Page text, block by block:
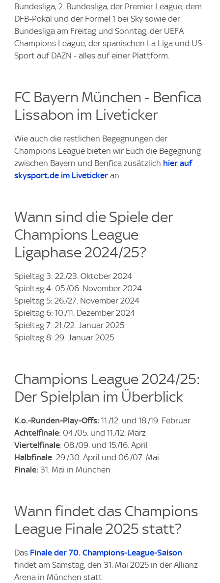
Bundesliga, 2. Bundesliga, der Premier League, dem
DFB-Pokal und der Formel 1 bei Sky sowie der
Bundesliga am Freitag und Sonntag, der UEFA
Champions League, der spanischen La Liga und US-
Sport auf DAZN - alles auf einer Plattform.
FC Bayern München - Benfica
Lissabon im Liveticker
Wie auch die restlichen Begegnungen der
Champions League bieten wir Euch die Begegnung
zwischen Bayern und Benfica zusätzlich hier auf
skysport.de im Liveticker an.
Wann sind die Spiele der
Champions League
Ligaphase 2024/25?
Spieltag 3: 22./23. Oktober 2024
Spieltag 4: 05./06. November 2024
Spieltag 5: 26./27. November 2024
Spieltag 6: 10./11. Dezember 2024
Spieltag 7: 21./22. Januar 2025
Spieltag 8: 29. Januar 2025
Champions League 2024/25:
Der Spielplan im Überblick
K.o.-Runden-Play-Offs: 11./12. und 18./19. Februar
Achtelfinale: 04./05. und 11./12. März
Viertelfinale: 08./09. und 15./16. April
Halbfinale: 29./30. April und 06./07. Mai
Finale: 31. Mai in München
Wann findet das Champions
League Finale 2025 statt?
Das Finale der 70. Champions-League-Saison
findet am Samstag, den 31. Mai 2025 in der Allianz
Arena in München statt.